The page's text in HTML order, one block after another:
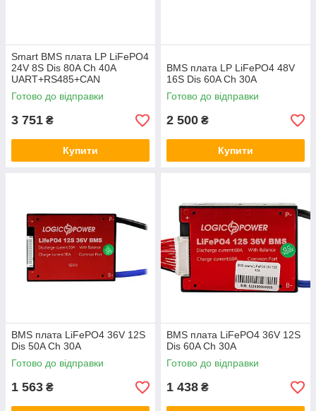
Smart BMS плата LP LiFePO4
24V 8S Dis 80A Ch 40A
UART+RS485+CAN
Готово до відправки
3 751 ₴
Купити
BMS плата LP LiFePO4 48V
16S Dis 60A Ch 30A
Готово до відправки
2 500 ₴
Купити
BMS плата LiFePO4 36V 12S
Dis 50A Ch 30A
Готово до відправки
1 563 ₴
BMS плата LiFePO4 36V 12S
Dis 60A Ch 30A
Готово до відправки
1 438 ₴